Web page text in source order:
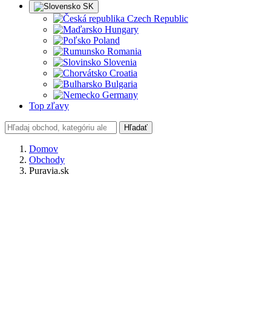
SK
Czech Republic
Hungary
Poland
Romania
Slovenia
Croatia
Bulgaria
Germany
Top zľavy
Hľadať
Domov
Obchody
Puravia.sk